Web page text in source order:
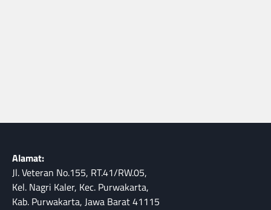
Alamat:
Jl. Veteran No.155, RT.41/RW.05,
Kel. Nagri Kaler, Kec. Purwakarta,
Kab. Purwakarta, Jawa Barat 41115